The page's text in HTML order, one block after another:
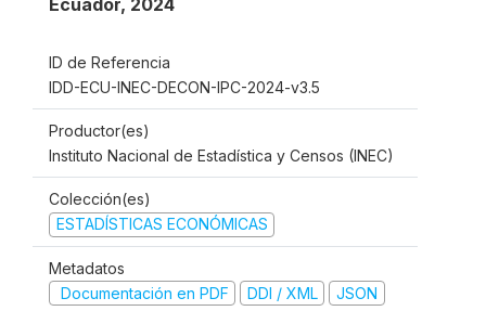
Ecuador, 2024
ID de Referencia
IDD-ECU-INEC-DECON-IPC-2024-v3.5
Productor(es)
Instituto Nacional de Estadística y Censos (INEC)
Colección(es)
ESTADÍSTICAS ECONÓMICAS
Metadatos
Documentación en PDF
DDI / XML JSON